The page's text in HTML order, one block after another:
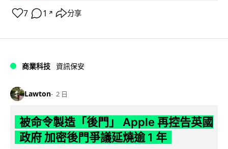
7 1 ↗ 分享
商業科技 資訊保安
Lawton 2 日
被命令製造「後門」 Apple 再控告英國
政府 加密後門爭議延燒逾 1 年